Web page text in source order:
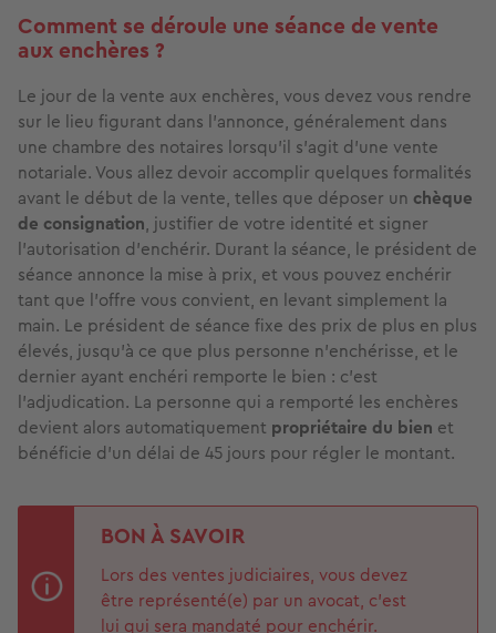
Comment se déroule une séance de vente
aux enchères ?
Le jour de la vente aux enchères, vous devez vous rendre
sur le lieu figurant dans l’annonce, généralement dans
une chambre des notaires lorsqu’il s’agit d’une vente
notariale. Vous allez devoir accomplir quelques formalités
avant le début de la vente, telles que déposer un chèque
de consignation, justifier de votre identité et signer
l’autorisation d’enchérir. Durant la séance, le président de
séance annonce la mise à prix, et vous pouvez enchérir
tant que l’offre vous convient, en levant simplement la
main. Le président de séance fixe des prix de plus en plus
élevés, jusqu’à ce que plus personne n’enchérisse, et le
dernier ayant enchéri remporte le bien : c’est
l’adjudication. La personne qui a remporté les enchères
devient alors automatiquement propriétaire du bien et
bénéficie d’un délai de 45 jours pour régler le montant.
BON À SAVOIR
Lors des ventes judiciaires, vous devez
être représenté(e) par un avocat, c’est
lui qui sera mandaté pour enchérir.